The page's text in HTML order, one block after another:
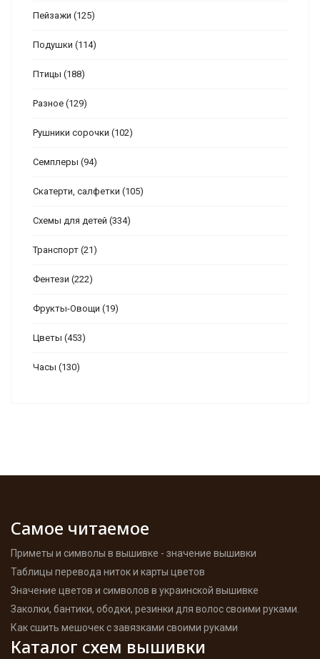
Пейзажи (125)
Подушки (114)
Птицы (188)
Разное (129)
Рушники сорочки (102)
Семплеры (94)
Скатерти, салфетки (105)
Схемы для детей (334)
Транспорт (21)
Фентези (222)
Фрукты-Овощи (19)
Цветы (453)
Часы (130)
Самое читаемое
Приметы и символы в вышивке - значение вышивки
Таблицы перевода ниток и карты цветов
Значение цветов и символов в украинской вышивке
Заколки, бантики, ободки, резинки для волос своими руками.
Как сшить мешочек с завязками своими руками
Каталог схем вышивки